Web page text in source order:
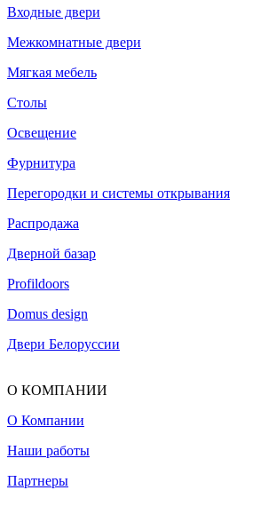
Входные двери
Межкомнатные двери
Мягкая мебель
Столы
Освещение
Фурнитура
Перегородки и системы открывания
Распродажа
Дверной базар
Profildoors
Domus design
Двери Белоруссии
О КОМПАНИИ
О Компании
Наши работы
Партнеры